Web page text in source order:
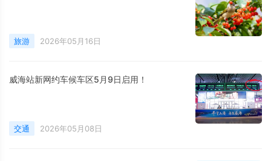
旅游 2026年05月16日
威海站新网约车候车区5月9日启用！
交通 2026年05月08日